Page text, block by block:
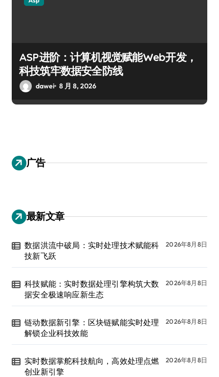
ASP进阶：计算机视觉赋能Web开发，
科技筑牢数据安全防线
dawei 8 月 8, 2026
广告
最新文章
数据洪流中破局：实时处理技术赋能科
技新飞跃
2026年8月8日
科技赋能：实时数据处理引擎构筑大数
据安全极速响应新生态
2026年8月8日
链动数据新引擎：区块链赋能实时处理
解锁企业科技效能
2026年8月8日
实时数据掌舵科技航向，高效处理点燃
创业新引擎
2026年8月8日